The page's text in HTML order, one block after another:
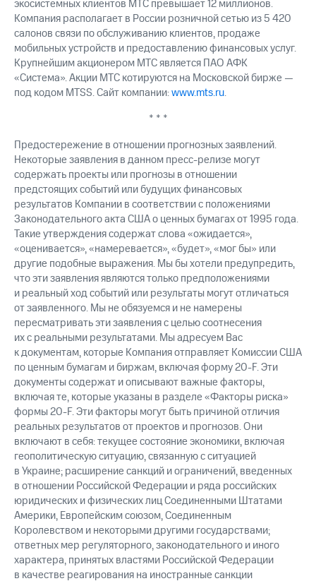
экосистемных клиентов МТС превышает 12 миллионов.
Компания располагает в России розничной сетью из 5 420
салонов связи по обслуживанию клиентов, продаже
мобильных устройств и предоставлению финансовых услуг.
Крупнейшим акционером МТС является ПАО АФК
«Система». Акции МТС котируются на Московской бирже —
под кодом MTSS. Сайт компании:www.mts.ru.
* * *
Предостережение в отношении прогнозных заявлений.
Некоторые заявления в данном пресс-релизе могут
содержать проекты или прогнозы в отношении
предстоящих событий или будущих финансовых
результатов Компании в соответствии с положениями
Законодательного акта США о ценных бумагах от 1995 года.
Такие утверждения содержат слова «ожидается»,
«оценивается», «намеревается», «будет», «мог бы» или
другие подобные выражения. Мы бы хотели предупредить,
что эти заявления являются только предположениями
и реальный ход событий или результаты могут отличаться
от заявленного. Мы не обязуемся и не намерены
пересматривать эти заявления с целью соотнесения
их с реальными результатами. Мы адресуем Вас
к документам, которые Компания отправляет Комиссии США
по ценным бумагам и биржам, включая форму 20-F. Эти
документы содержат и описывают важные факторы,
включая те, которые указаны в разделе «Факторы риска»
формы 20-F. Эти факторы могут быть причиной отличия
реальных результатов от проектов и прогнозов. Они
включают в себя: текущее состояние экономики, включая
геополитическую ситуацию, связанную с ситуацией
в Украине; расширение санкций и ограничений, введенных
в отношении Российской Федерации и ряда российских
юридических и физических лиц Соединенными Штатами
Америки, Европейским союзом, Соединенным
Королевством и некоторыми другими государствами;
ответных мер регуляторного, законодательного и иного
характера, принятых властями Российской Федерации
в качестве реагирования на иностранные санкции